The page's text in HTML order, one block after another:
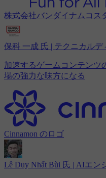
株式会社バンダイナムコス
保科 一成 氏 | テクニカルデ
加速するゲームコンテンツ
場の強力な味方になる
Cinnamon のロゴ
Lê Duy Nhất Bùi 氏 | AIエン